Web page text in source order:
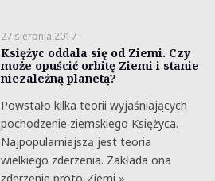
27 sierpnia 2017
Księżyc oddala się od Ziemi. Czy
może opuścić orbitę Ziemi i stanie
niezależną planetą?
Powstało kilka teorii wyjaśniających
pochodzenie ziemskiego Księżyca.
Najpopularniejszą jest teoria
wielkiego zderzenia. Zakłada ona